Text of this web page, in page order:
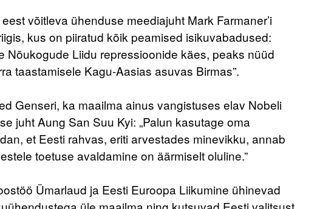
võitleva ühenduse meediajuht Mark Farmaner’i
kus on piiratud kõik peamised isikuvabadused:
Nõukogude Liidu repressioonide käes, peaks nüüd
taastamisele Kagu-Aasias asuvas Birmas”.
Genseri, ka maailma ainus vangistuses elav Nobeli
juht Aung San Suu Kyi: „Palun kasutage oma
et Eesti rahvas, eriti arvestades minevikku, annab
toetuse avaldamine on äärmiselt oluline.”
Ümarlaud ja Eesti Euroopa Liikumine ühinevad